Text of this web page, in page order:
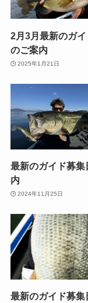
2月3月最新のガイ
のご案内
2025年1月21日
最新のガイド募集
内
2024年11月25日
最新のガイド募集